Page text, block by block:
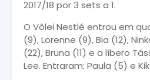
2017/18 por 3 sets a 1.
O Vôlei Nestlé entrou em
(9), Lorenne (9), Bia (12),
(22), Bruna (11) e a líbero
Lee. Entraram: Paula (5) e